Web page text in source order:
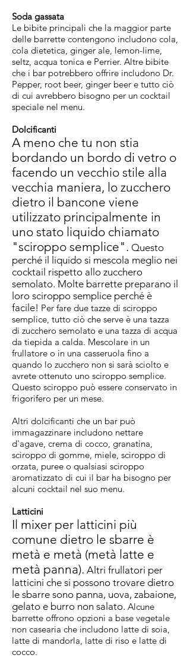
Soda gassata
Le bibite principali che la maggior parte
delle barrette contengono includono cola,
cola dietetica, ginger ale, lemon-lime,
seltz, acqua tonica e Perrier. Altre bibite
che i bar potrebbero offrire includono Dr.
Pepper, root beer, ginger beer e tutto ciò
di cui avrebbero bisogno per un cocktail
speciale nel menu.
Dolcificanti
A meno che tu non stia
bordando un bordo di vetro o
facendo un vecchio stile alla
vecchia maniera, lo zucchero
dietro il bancone viene
utilizzato principalmente in
uno stato liquido chiamato
"sciroppo semplice". Questo
perché il liquido si mescola meglio nei
cocktail rispetto allo zucchero
semolato. Molte barrette preparano il
loro sciroppo semplice perché è
facile! Per fare due tazze di sciroppo
semplice, tutto ciò che serve è una tazza
di zucchero semolato e una tazza di acqua
da tiepida a calda. Mescolare in un
frullatore o in una casseruola fino a
quando lo zucchero non si sarà sciolto e
avrete ottenuto uno sciroppo semplice.
Questo sciroppo può essere conservato in
frigorifero per un mese.
Altri dolcificanti che un bar può
immagazzinare includono nettare
d'agave, crema di cocco, granatina,
sciroppo di gomme, miele, sciroppo di
orzata, puree o qualsiasi sciroppo
aromatizzato di cui il bar ha bisogno per
alcuni cocktail nel suo menu.
Latticini
Il mixer per latticini più
comune dietro le sbarre è
metà e metà (metà latte e
metà panna). Altri frullatori per
latticini che si possono trovare dietro
le sbarre sono panna, uova, zabaione,
gelato e burro non salato. Alcune
barrette offrono opzioni a base vegetale
non casearia che includono latte di soia,
latte di mandorla, latte di riso e latte di
cocco.